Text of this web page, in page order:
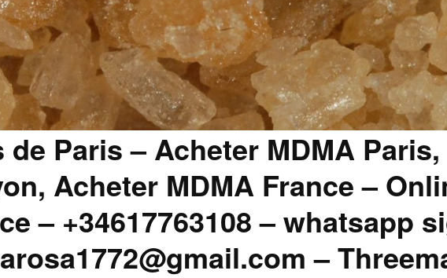
Paris – Acheter MDMA Paris,
Acheter MDMA France –
– +34617763108 – whatsapp
–